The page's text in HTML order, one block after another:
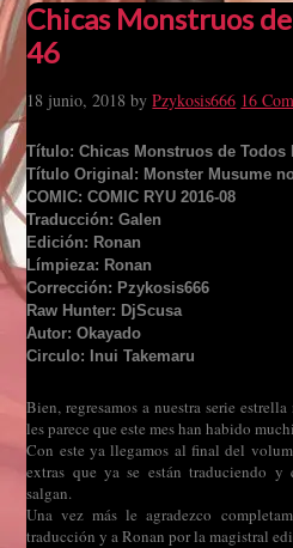
Chicas Monstruos
46
18 junio, 2018 byPzykosis666 16
Título: Chicas Monstruos de Todos
Título Original: Monster Musume
COMIC: COMIC RYU 2016-08
Traducción: Galen
Edición: Ronan
Límpieza: Ronan
Corrección: Pzykosis666
Raw Hunter: DjScusa
Autor: Okayado
Circulo: Inui Takemaru
Bien, regresamos a nuestra serie
les parece que este mes han habido
Con este ya llegamos al final del
extras que ya se están traduciendo y
salgan.
Una vez más le agradezco
traducción y a Ronan por la magistral